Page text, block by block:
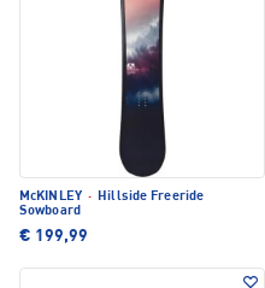
McKINLEY · Hillside Freeride
Sowboard
€ 199,99